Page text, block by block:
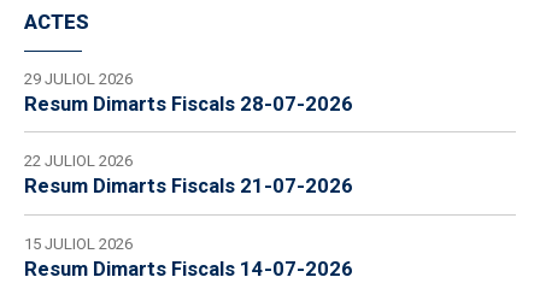
ACTES
29 JULIOL 2026
Resum Dimarts Fiscals 28-07-2026
22 JULIOL 2026
Resum Dimarts Fiscals 21-07-2026
15 JULIOL 2026
Resum Dimarts Fiscals 14-07-2026